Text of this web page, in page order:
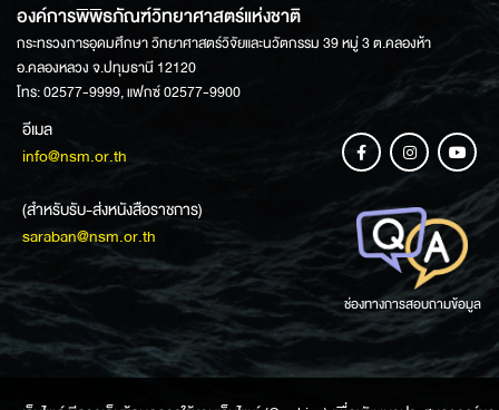
องค์การพิพิธภัณฑ์วิทยาศาสตร์แห่งชาติ
กระทรวงการอุดมศึกษา วิทยาศาสตร์วิจัยและนวัตกรรม 39 หมู่ 3 ต.คลองห้า
อ.คลองหลวง จ.ปทุมธานี 12120
โทร: 02577-9999, แฟกซ์ 02577-9900
อีเมล
info@nsm.or.th
(สำหรับรับ-ส่งหนังสือราชการ)
saraban@nsm.or.th
ช่องทางการสอบถามข้อมูล